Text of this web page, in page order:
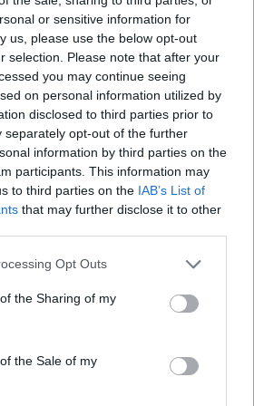
or sensitive information for
us, please use the below opt-out
selection. Please note that after your
you may continue seeing
on personal information utilized by
disclosed to third parties prior to
separately opt-out of the further
information by third parties on the
participants. This information may
to third parties on the IAB’s List of
that may further disclose it to other
Opt Outs
the Sharing of my
the Sale of my
το Πανεπιστήμιο Κρήτης:
ευρώ για την Τεχνητή
την Παρασκευή στην Κρήτη
ανάπτυξης και νέα ρεκόρ
Ραφαέλα: Από το ΠΑΓΝΗ στην
τραυματίστηκε σε τροχαίο στο